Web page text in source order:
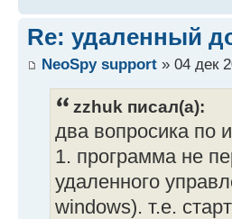
Re: удаленный
NeoSpy support » 04 дек
zzhuk писал(а):
два вопросика по
1. программа не
удаленного
windows). т.е.